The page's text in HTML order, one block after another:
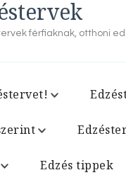
férfiaknak, otthoni
Edzés tippek